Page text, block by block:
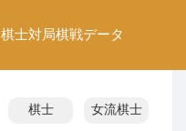
棋士対局棋戦データ
棋士 女流棋士